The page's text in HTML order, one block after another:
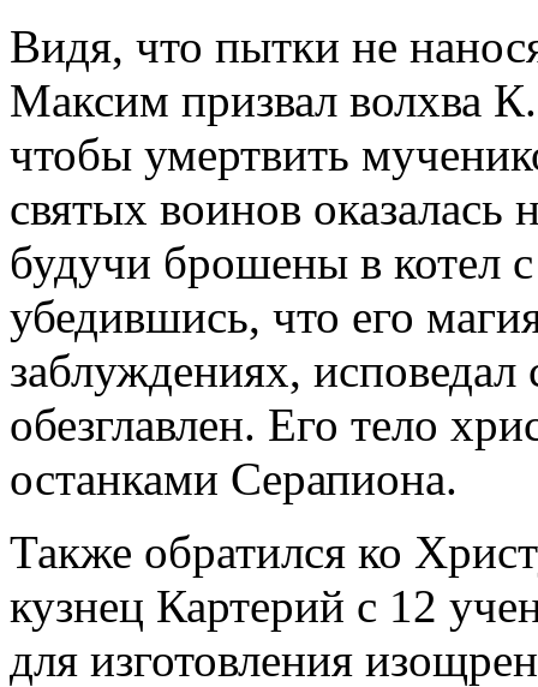
Видя, что пытки не
Максим призвал волхва
чтобы умертвить
святых воинов
будучи брошены в котел
убедившись, что его
заблуждениях,
обезглавлен. Его тело
останками Серапиона.
Также обратился ко
кузнец Картерий с 12
для изготовления